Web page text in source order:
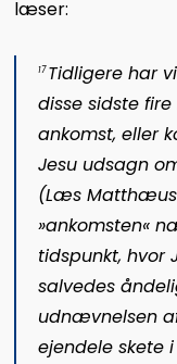
læser:
17Tidligere har
disse sidste
ankomst, eller
Jesu udsagn
(Læs
»ankomsten«
tidspunkt, hvor
salvedes
udnævnelsen
ejendele skete i